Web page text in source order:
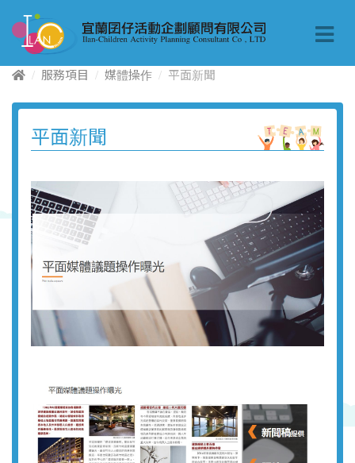
服務項目 媒體操作 平面新聞
平面新聞